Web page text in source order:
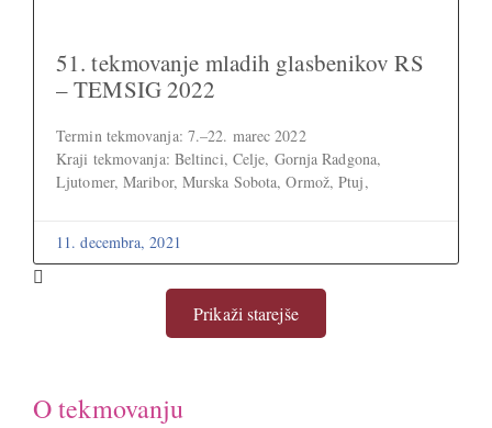
51. tekmovanje mladih glasbenikov RS
– TEMSIG 2022
Termin tekmovanja: 7.–22. marec 2022
Kraji tekmovanja: Beltinci, Celje, Gornja Radgona,
Ljutomer, Maribor, Murska Sobota, Ormož, Ptuj,
11. decembra, 2021
Prikaži starejše
O tekmovanju